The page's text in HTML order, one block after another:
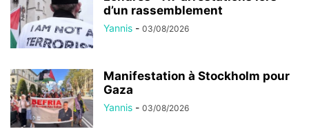
d’un rassemblement
Yannis - 03/08/2026
Manifestation à Stockholm pour
Gaza
Yannis - 03/08/2026